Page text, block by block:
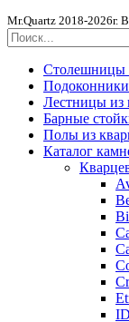
Mr.Quartz 2018-2026г.
Столешницы
Подоконники
Лестницы из
Барные
Полы из
Каталог